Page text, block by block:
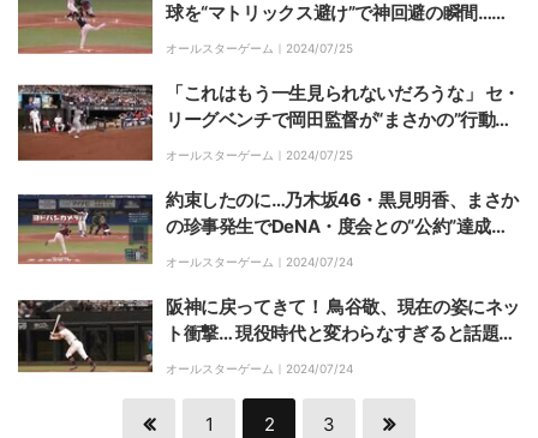
球を“マトリックス避け”で神回避の瞬間…球
宴でまさかの暴投にも紳士対応「反射神経す
オールスターゲーム｜ 2024/07/25
「これはもう一生見られないだろうな」 セ・
リーグベンチで岡田監督が“まさかの”行動
球宴史に残る奇跡の光景「どんでんいい笑顔
オールスターゲーム｜ 2024/07/25
約束したのに…乃木坂46・黒見明香、まさか
の珍事発生でDeNA・度会との“公約”達成さ
れず落胆の瞬間「ピースのことは忘れていま
オールスターゲーム｜ 2024/07/24
阪神に戻ってきて！ 鳥谷敬、現在の姿にネッ
ト衝撃… 現役時代と変わらなすぎると話題に
「選球眼良すぎやろ」「カッコ良すぎｗ」
オールスターゲーム｜ 2024/07/24
1 2 3